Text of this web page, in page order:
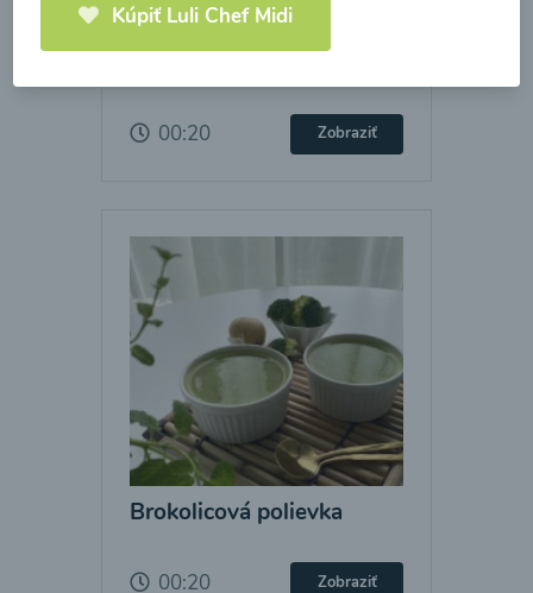
Batátová krémová
00:20 Zobraziť
Brokolicová polievka
00:20 Zobraziť
Kúpiť Luli Chef Midi